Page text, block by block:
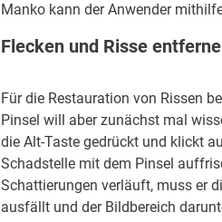
Manko kann der Anwender
Flecken und Risse
Für die Restauration von Rissen
Pinsel will aber zunächst mal
die Alt-Taste gedrückt und klickt
Schadstelle mit dem Pinsel
Schattierungen verläuft, muss er
ausfällt und der Bildbereich